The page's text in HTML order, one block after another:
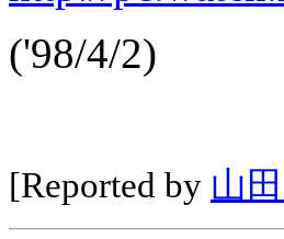
('98/4/2)
[Reported by 山